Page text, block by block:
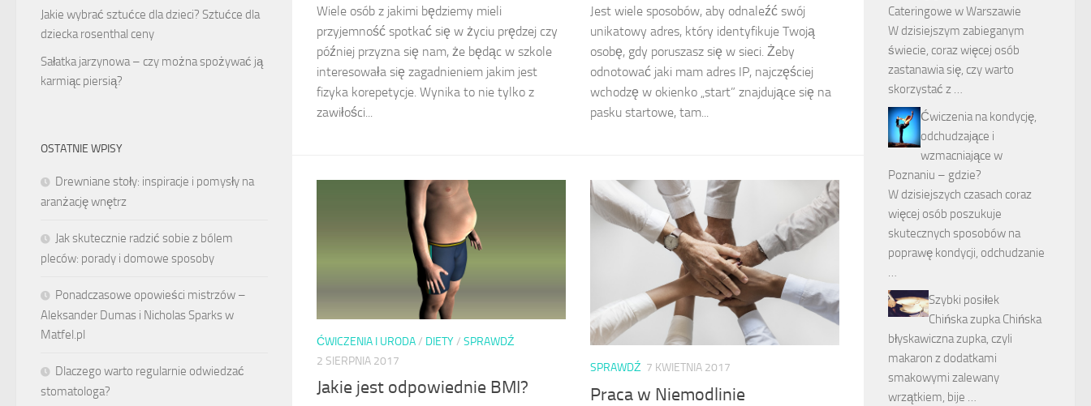
Wiele osób z jakimi będziemy mieli
przyjemność spotkać się w życiu prędzej czy
później przyzna się nam, że będąc w szkole
interesowała się zagadnieniem jakim jest
fizyka korepetycje. Wynika to nie tylko z
zawiłości...
Jest wiele sposobów, aby odnaleźć swój
unikatowy adres, który identyfikuje Twoją
osobę, gdy poruszasz się w sieci. Żeby
odnotować jaki mam adres IP, najczęściej
wchodzę w okienko „start” znajdujące się na
pasku startowe, tam...
ĆWICZENIA I URODA/ DIETY/ SPRAWDŹ
2 SIERPNIA 2017
Jakie jest odpowiednie BMI?
SPRAWDŹ 7 KWIETNIA 2017
Praca w Niemodlinie
Jakie wybrać sztućce dla dzieci? Sztućce dla
dziecka rosenthal ceny
Sałatka jarzynowa – czy można spożywać ją
karmiąc piersią?
OSTATNIE WPISY
Drewniane stoły: inspiracje i pomysły na
aranżację wnętrz
Jak skutecznie radzić sobie z bólem
pleców: porady i domowe sposoby
Ponadczasowe opowieści mistrzów –
Aleksander Dumas i Nicholas Sparks w
Matfel.pl
Dlaczego warto regularnie odwiedzać
stomatologa?
Cateringowe w Warszawie
W dzisiejszym zabieganym
świecie, coraz więcej osób
zastanawia się, czy warto
skorzystać z …
Ćwiczenia na kondycję,
odchudzające i
wzmacniające w
Poznaniu – gdzie?
W dzisiejszych czasach coraz
więcej osób poszukuje
skutecznych sposobów na
poprawę kondycji, odchudzanie
…
Szybki posiłek
Chińska zupka Chińska
błyskawiczna zupka, czyli
makaron z dodatkami
smakowymi zalewany
wrzątkiem, bije …